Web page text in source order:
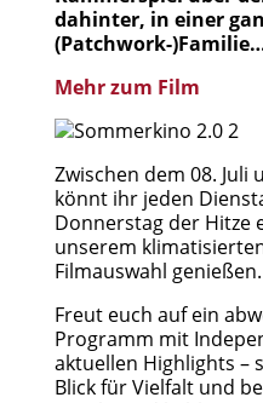
dahinter, in einer
(Patchwork-
Mehr zum Film
Zwischen dem 08. Juli
könnt ihr jeden
Donnerstag der Hitze
unserem
Filmauswahl genießen.
Freut euch auf ein
Programm mit
aktuellen Highlights –
Blick für Vielfalt und